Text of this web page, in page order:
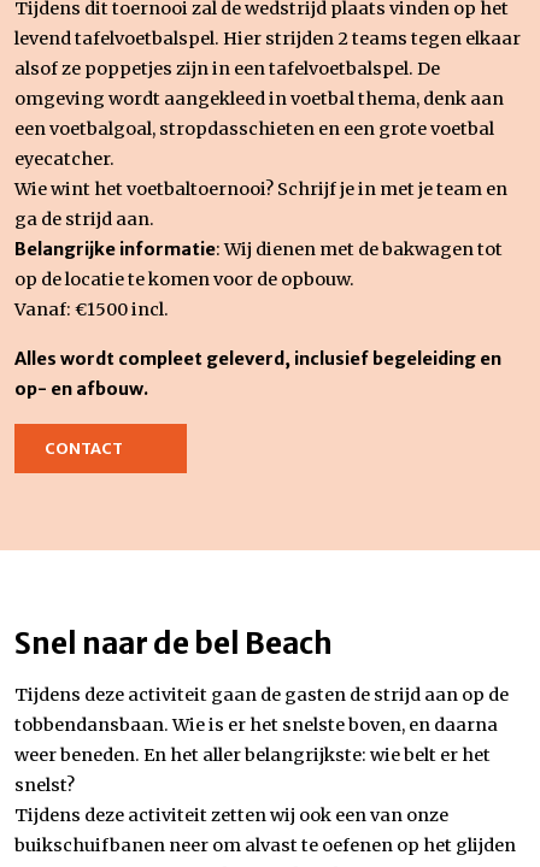
Tijdens dit toernooi zal de wedstrijd plaats vinden op het
levend tafelvoetbalspel. Hier strijden 2 teams tegen elkaar
alsof ze poppetjes zijn in een tafelvoetbalspel. De
omgeving wordt aangekleed in voetbal thema, denk aan
een voetbalgoal, stropdasschieten en een grote voetbal
eyecatcher.
Wie wint het voetbaltoernooi? Schrijf je in met je team en
ga de strijd aan.
Belangrijke informatie: Wij dienen met de bakwagen tot
op de locatie te komen voor de opbouw.
Vanaf: €1500 incl.
Alles wordt compleet geleverd, inclusief begeleiding en
op- en afbouw.
CONTACT
Snel naar de bel Beach
Tijdens deze activiteit gaan de gasten de strijd aan op de
tobbendansbaan. Wie is er het snelste boven, en daarna
weer beneden. En het aller belangrijkste: wie belt er het
snelst?
Tijdens deze activiteit zetten wij ook een van onze
buikschuifbanen neer om alvast te oefenen op het glijden